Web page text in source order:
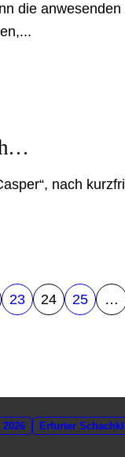
die
nach
23 24 25 …
2026 Erfurter